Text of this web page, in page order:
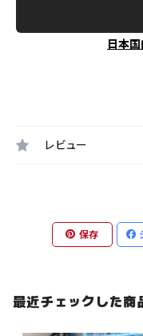
日本
レビュー
保存
最近チェックした商